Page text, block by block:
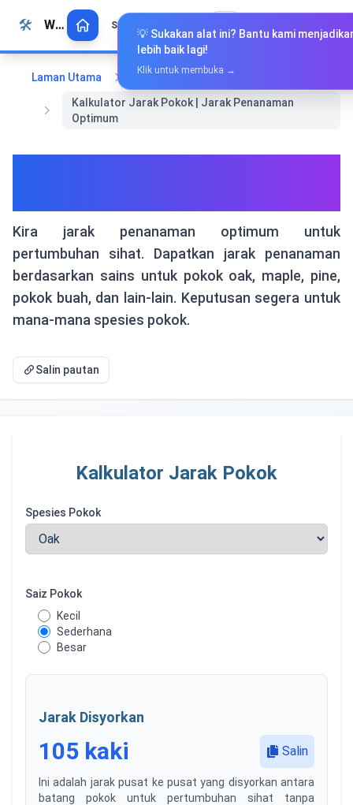
Langkau ke kandungan
🛠️ Whiz Tools Semua Alat
Laman Utama
Alat Khas
Kalkulator Jarak Pokok | Jarak Penanaman
Optimum
Kira jarak penanaman optimum untuk
pertumbuhan sihat. Dapatkan jarak penanaman
berdasarkan sains untuk pokok oak, maple, pine,
pokok buah, dan lain-lain. Keputusan segera untuk
mana-mana spesies pokok.
Salin pautan
Kalkulator Jarak Pokok
Spesies Pokok
Saiz Pokok
Saiz Pokok
Kecil
0.7x mature size multiplier
Sederhana
1.0x standard mature size multiplier
Besar
1.3x mature size multiplier for optimal conditions
Jarak Disyorkan
105 kaki Salin
Ini adalah jarak pusat ke pusat yang disyorkan antara
batang pokok untuk pertumbuhan sihat tanpa
💡 Sukakan alat ini? Bantu kami
lebih baik lagi!
Klik untuk membuka →